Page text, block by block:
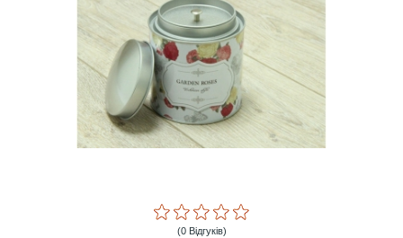
(0 Відгуків)